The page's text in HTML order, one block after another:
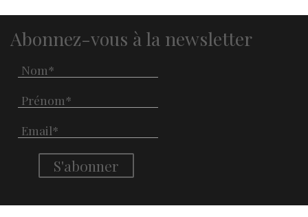
Abonnez-vous à la newsletter